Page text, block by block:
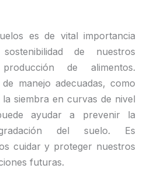
es de vital importancia
de nuestros
de alimentos.
manejo adecuadas, como
siembra en curvas de nivel
ayudar a prevenir la
del suelo. Es
cuidar y proteger nuestros
futuras.